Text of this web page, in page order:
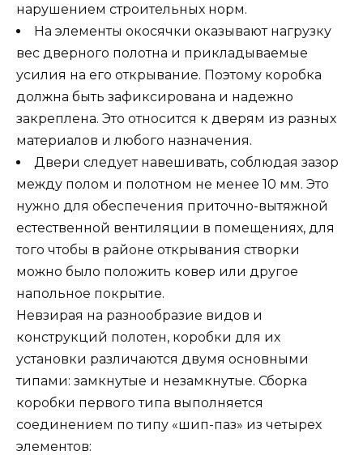
нарушением строительных норм.
На элементы окосячки оказывают нагрузку
вес дверного полотна и прикладываемые
усилия на его открывание. Поэтому коробка
должна быть зафиксирована и надежно
закреплена. Это относится к дверям из разных
материалов и любого назначения.
Двери следует навешивать, соблюдая зазор
между полом и полотном не менее 10 мм. Это
нужно для обеспечения приточно-вытяжной
естественной вентиляции в помещениях, для
того чтобы в районе открывания створки
можно было положить ковер или другое
напольное покрытие.
Невзирая на разнообразие видов и
конструкций полотен, коробки для их
установки различаются двумя основными
типами: замкнутые и незамкнутые. Сборка
коробки первого типа выполняется
соединением по типу «шип-паз» из четырех
элементов: